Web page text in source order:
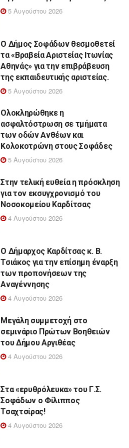
5 Αυγούστου 2026
Ο Δήμος Σοφάδων θεσμοθετεί
τα «Βραβεία Αριστείας Ιτωνίας
Αθηνάς» για την επιβράβευση
της εκπαιδευτικής αριστείας.
5 Αυγούστου 2026
Ολοκληρώθηκε η
ασφαλτόστρωση σε τμήματα
των οδών Ανθέων και
Κολοκοτρώνη στους Σοφάδες
5 Αυγούστου 2026
Στην τελική ευθεία η πρόσκληση
για τον εκσυγχρονισμό του
Νοσοκομείου Καρδίτσας
4 Αυγούστου 2026
Ο Δήμαρχος Καρδίτσας κ. Β.
Τσιάκος για την επίσημη έναρξη
των προπονήσεων της
Αναγέννησης
4 Αυγούστου 2026
Μεγάλη συμμετοχή στο
σεμινάριο Πρώτων Βοηθειών
του Δήμου Αργιθέας
4 Αυγούστου 2026
Στα «ερυθρόλευκα» του Γ.Σ.
Σοφάδων ο Φίλιππος
Τσαχτσίρας!
4 Αυγούστου 2026